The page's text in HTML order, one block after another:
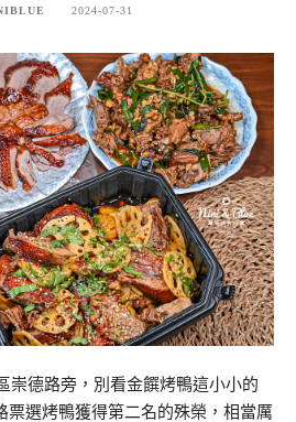
2024-07-31
崇德路旁，別看金饌烤鴨這小小的
票選烤鴨獲得第二名的殊榮，相當厲